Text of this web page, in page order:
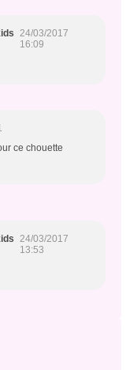
24/03/2017
16:09
ce chouette
24/03/2017
13:53